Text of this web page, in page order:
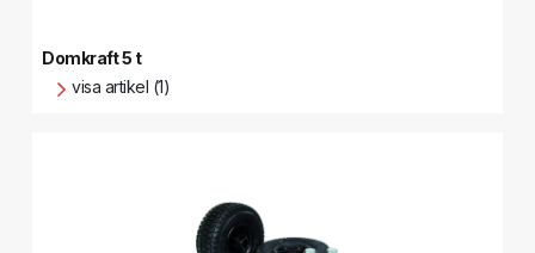
Domkraft 5 t
visa artikel (1)